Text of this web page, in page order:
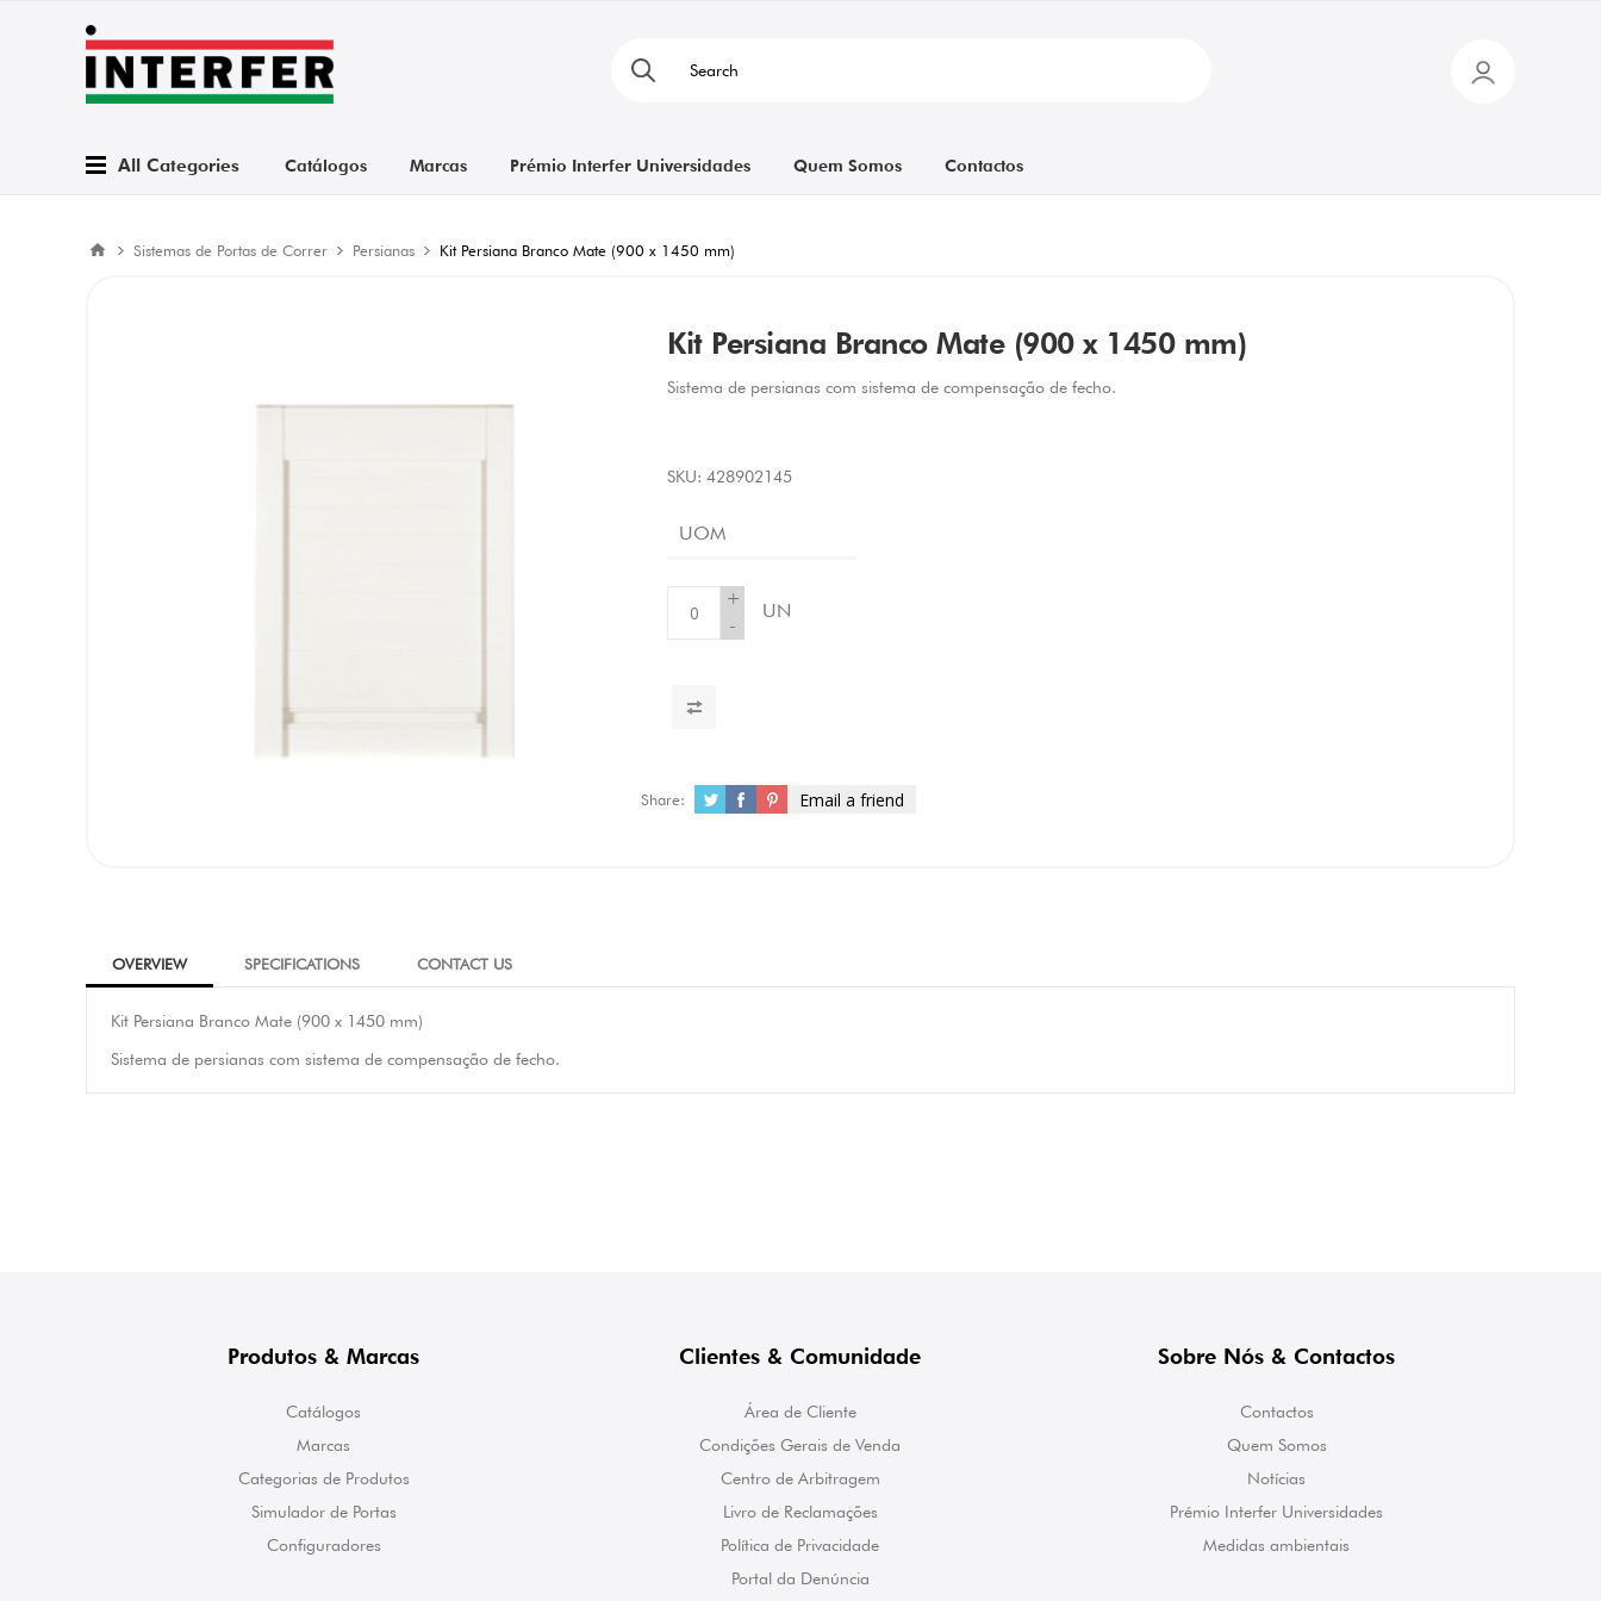
All Categories Catálogos Marcas Prémio Interfer Universidades Quem Somos Contactos
Sistemas de Portas de Correr Persianas Kit Persiana Branco Mate (900 x 1450 mm)
Kit Persiana Branco Mate (900 x 1450 mm)
Sistema de persianas com sistema de compensação de fecho.
SKU: 428902145
UOM
+
-
UN
Share: Email a friend
OVERVIEW SPECIFICATIONS CONTACT US
Kit Persiana Branco Mate (900 x 1450 mm)
Sistema de persianas com sistema de compensação de fecho.
Produtos & Marcas
Catálogos
Marcas
Categorias de Produtos
Simulador de Portas
Configuradores
Clientes & Comunidade
Área de Cliente
Condições Gerais de Venda
Centro de Arbitragem
Livro de Reclamações
Política de Privacidade
Portal da Denúncia
Sobre Nós & Contactos
Contactos
Quem Somos
Notícias
Prémio Interfer Universidades
Medidas ambientais